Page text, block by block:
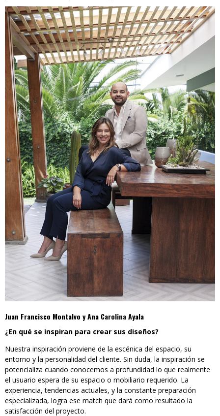
Juan Francisco Montalvo y Ana Carolina Ayala
¿En qué se inspiran para crear sus diseños?
Nuestra inspiración proviene de la escénica del espacio, su
entorno y la personalidad del cliente. Sin duda, la inspiración se
potencializa cuando conocemos a profundidad lo que realmente
el usuario espera de su espacio o mobiliario requerido. La
experiencia, tendencias actuales, y la constante preparación
especializada, logra ese match que dará como resultado la
satisfacción del proyecto.